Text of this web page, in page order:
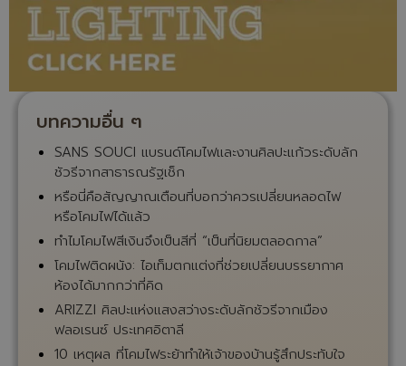
บทความอื่น ๆ
SANS SOUCI แบรนด์โคมไฟและงานศิลปะแก้วระดับลัก
ชัวรีจากสาธารณรัฐเช็ก
หรือนี่คือสัญญาณเตือนที่บอกว่าควรเปลี่ยนหลอดไฟ
หรือโคมไฟได้แล้ว
ทำไมโคมไฟสีเงินจึงเป็นสีที่ “เป็นที่นิยมตลอดกาล”
โคมไฟติดผนัง: ไอเท็มตกแต่งที่ช่วยเปลี่ยนบรรยากาศ
ห้องได้มากกว่าที่คิด
ARIZZI ศิลปะแห่งแสงสว่างระดับลักชัวรีจากเมือง
ฟลอเรนซ์ ประเทศอิตาลี
10 เหตุผล ที่โคมไฟระย้าทำให้เจ้าของบ้านรู้สึกประทับใจ